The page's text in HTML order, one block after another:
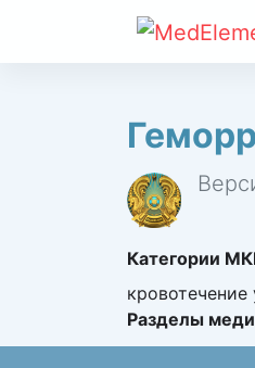
Категории
Разделы